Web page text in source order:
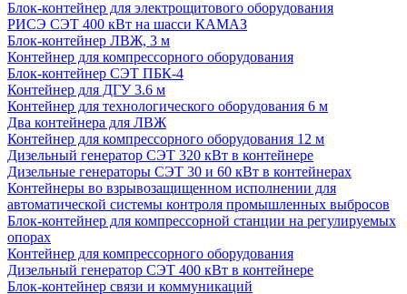
Блок-контейнер для электрощитового оборудования
РИСЭ СЭТ 400 кВт на шасси КАМАЗ
Блок-контейнер ЛВЖ, 3 м
Контейнер для компрессорного оборудования
Блок-контейнер СЭТ ПБК-4
Контейнер для ДГУ 3.6 м
Контейнер для технологического оборудования 6 м
Два контейнера для ЛВЖ
Контейнер для компрессорного оборудования 12 м
Дизельный генератор СЭТ 320 кВт в контейнере
Дизельные генераторы СЭТ 30 и 60 кВт в контейнерах
Контейнеры во взрывозащищенном исполнении для
автоматической системы контроля промышленных выбросов
Блок-контейнер для компрессорной станции на регулируемых
опорах
Контейнер для компрессорного оборудования
Дизельный генератор СЭТ 400 кВт в контейнере
Блок-контейнер связи и коммуникаций